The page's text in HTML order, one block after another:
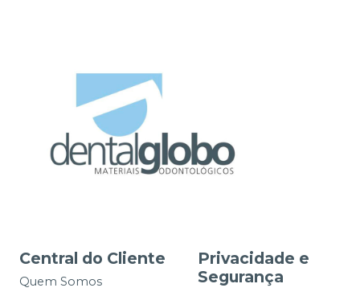
Central do Cliente
Quem Somos
Privacidade e
Segurança